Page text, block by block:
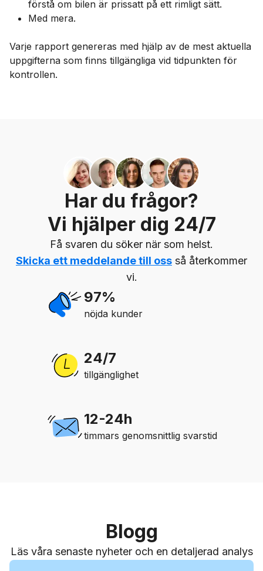
förstå om bilen är prissatt på ett rimligt sätt.
Med mera.
Varje rapport genereras med hjälp av de mest aktuella
uppgifterna som finns tillgängliga vid tidpunkten för
kontrollen.
Har du frågor?
Vi hjälper dig 24/7
Få svaren du söker när som helst.
Skicka ett meddelande till oss så återkommer
vi.
97%
nöjda kunder
24/7
tillgänglighet
12-24h
timmars genomsnittlig svarstid
Blogg
Läs våra senaste nyheter och en detaljerad analys